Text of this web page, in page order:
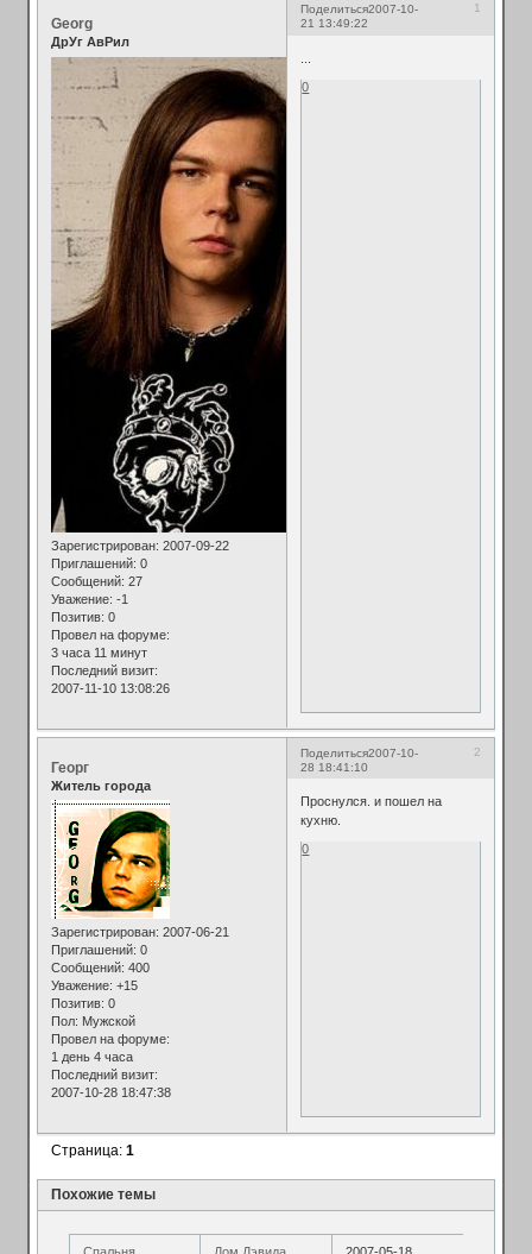
Поделиться 1
2007-10-
21 13:49:22
Georg
ДрУг АвРил
Зарегистрирован: 2007-09-22
Приглашений: 0
Сообщений: 27
Уважение: -1
Позитив: 0
Провел на форуме:
3 часа 11 минут
Последний визит:
2007-11-10 13:08:26
0
Поделиться 2
2007-10-
28 18:41:10
Георг
Житель города
Зарегистрирован: 2007-06-21
Приглашений: 0
Сообщений: 400
Уважение: +15
Позитив: 0
Пол: Мужской
Провел на форуме:
1 день 4 часа
Последний визит:
2007-10-28 18:47:38
Проснулся. и пошел на
кухню.
0
Страница:1
Похожие темы
Спальня Дом Дэвида 2007-05-18